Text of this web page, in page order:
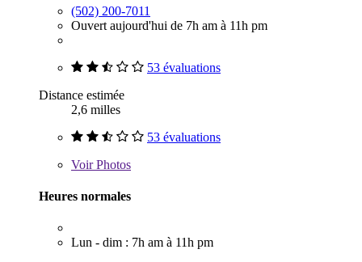
(502) 200-7011
Ouvert aujourd'hui de 7h am à 11h pm
53 évaluations
Distance estimée
2,6 milles
53 évaluations
VoirPhotos
Heures normales
Lun - dim : 7h am à 11h pm